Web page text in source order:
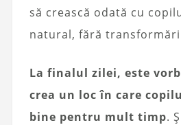
să crească odată cu
natural, fără
La finalul zilei, este
crea un loc în care
bine pentru mult timp.